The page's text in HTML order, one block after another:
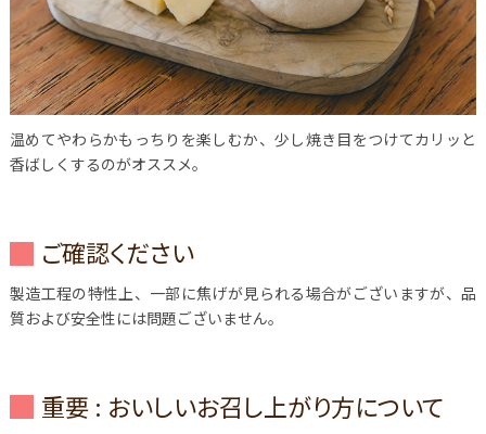
温めてやわらかもっちりを楽しむか、少し焼き目をつけてカリッと
香ばしくするのがオススメ。
ご確認ください
製造工程の特性上、一部に焦げが見られる場合がございますが、品
質および安全性には問題ございません。
重要 : おいしいお召し上がり方について